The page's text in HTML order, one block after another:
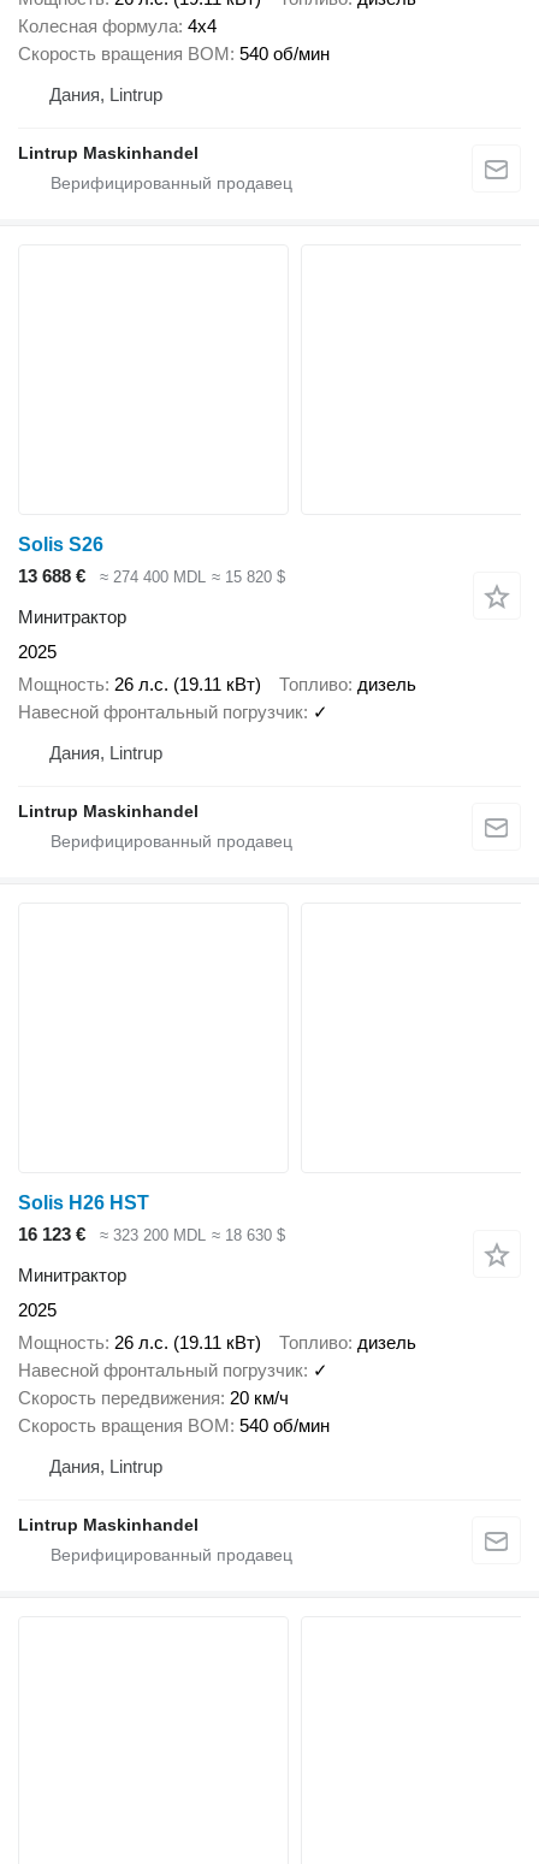
Колесная формула 4x4
Скорость вращения ВОМ 540 об/мин
Дания, Lintrup
Lintrup Maskinhandel
Solis S26
13 688 €
≈ 274 400 MDL ≈ 15 820 $
Минитрактор
2025
Мощность 26 л.с. (19.11 кВт) Топливо дизель
Навесной фронтальный погрузчик ✓
Дания, Lintrup
Lintrup Maskinhandel
Solis H26 HST
16 123 €
≈ 323 200 MDL ≈ 18 630 $
Минитрактор
2025
Мощность 26 л.с. (19.11 кВт) Топливо дизель
Навесной фронтальный погрузчик ✓
Скорость передвижения 20 км/ч
Скорость вращения ВОМ 540 об/мин
Дания, Lintrup
Lintrup Maskinhandel